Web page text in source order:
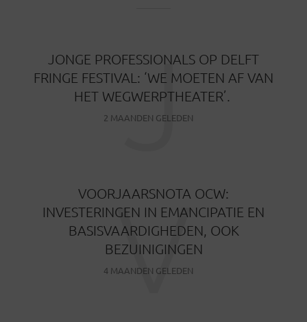
JONGE PROFESSIONALS OP DELFT
FRINGE FESTIVAL: ‘WE MOETEN AF VAN
HET WEGWERPTHEATER’.
2 MAANDEN GELEDEN
J
VOORJAARSNOTA OCW:
INVESTERINGEN IN EMANCIPATIE EN
BASISVAARDIGHEDEN, OOK
BEZUINIGINGEN
4 MAANDEN GELEDEN
V